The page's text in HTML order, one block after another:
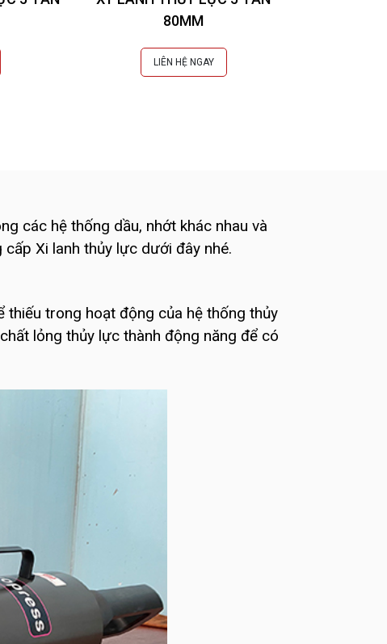
80MM
LIÊN HỆ NGAY
các hệ thống dầu, nhớt khác nhau và
Xi lanh thủy lực dưới đây nhé.
trong hoạt động của hệ thống thủy
lỏng thủy lực thành động năng để có